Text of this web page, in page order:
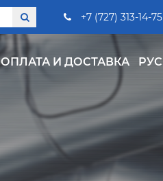
+7 (727) 313-14-75
ОПЛАТА И ДОСТАВКА РУС